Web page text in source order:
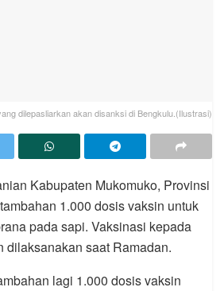
dilepasliarkan akan disanksi di Bengkulu.(Ilustrasi)
Kabupaten Mukomuko, Provinsi
1.000 dosis vaksin untuk
pada sapi. Vaksinasi kepada
dilaksanakan saat Ramadan.
lagi 1.000 dosis vaksin